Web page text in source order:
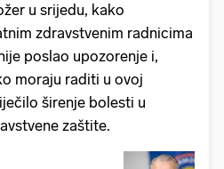
u srijedu, kako
zdravstvenim radnicima
poslao upozorenje i,
moraju raditi u ovoj
širenje bolesti u
zaštite.